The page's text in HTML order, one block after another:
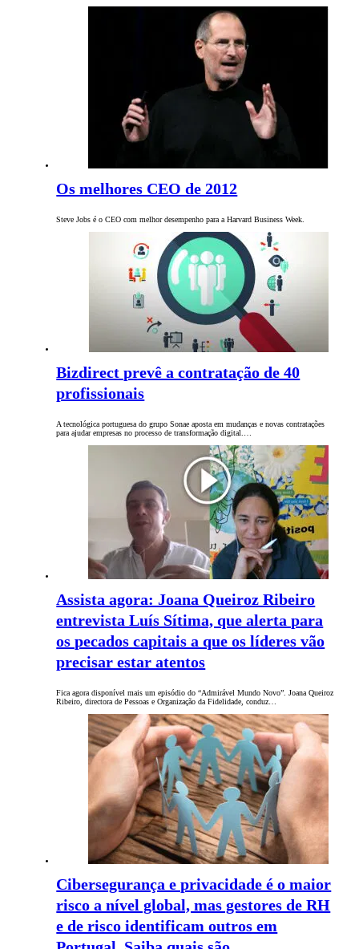
Os melhores CEO de 2012
Steve Jobs é o CEO com melhor desempenho para a Harvard Business Week.
Bizdirect prevê a contratação de 40
profissionais
A tecnológica portuguesa do grupo Sonae aposta em mudanças e novas contratações
para ajudar empresas no processo de transformação digital.…
Assista agora: Joana Queiroz Ribeiro
entrevista Luís Sítima, que alerta para
os pecados capitais a que os líderes vão
precisar estar atentos
Fica agora disponível mais um episódio do “Admirável Mundo Novo”. Joana Queiroz
Ribeiro, directora de Pessoas e Organização da Fidelidade, conduz…
Cibersegurança e privacidade é o maior
risco a nível global, mas gestores de RH
e de risco identificam outros em